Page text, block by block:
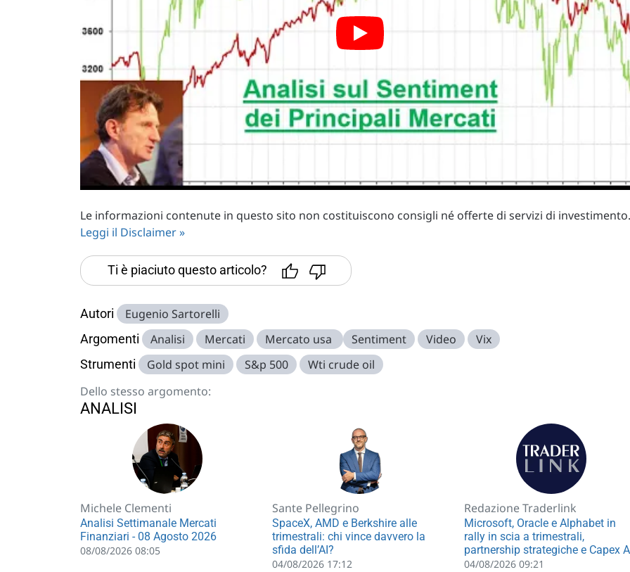
Le informazioni contenute in questo sito non costituiscono consigli né offerte di servizi di investimento.
Leggi il Disclaimer »
Ti è piaciuto questo articolo?
Autori Eugenio Sartorelli
Argomenti Analisi Mercati Mercato usa Sentiment Video Vix
Strumenti Gold spot mini S&p 500
Wti crude oil
Dello stesso argomento:
ANALISI
Michele Clementi
Analisi Settimanale Mercati
Finanziari - 08 Agosto 2026
08/08/2026 08:05
Sante Pellegrino
SpaceX, AMD e Berkshire alle
trimestrali: chi vince davvero la
sfida dell’AI?
04/08/2026 17:12
Redazione Traderlink
Microsoft, Oracle e Alphabet in
rally in scia a trimestrali,
partnership strategiche e Capex
04/08/2026 09:21